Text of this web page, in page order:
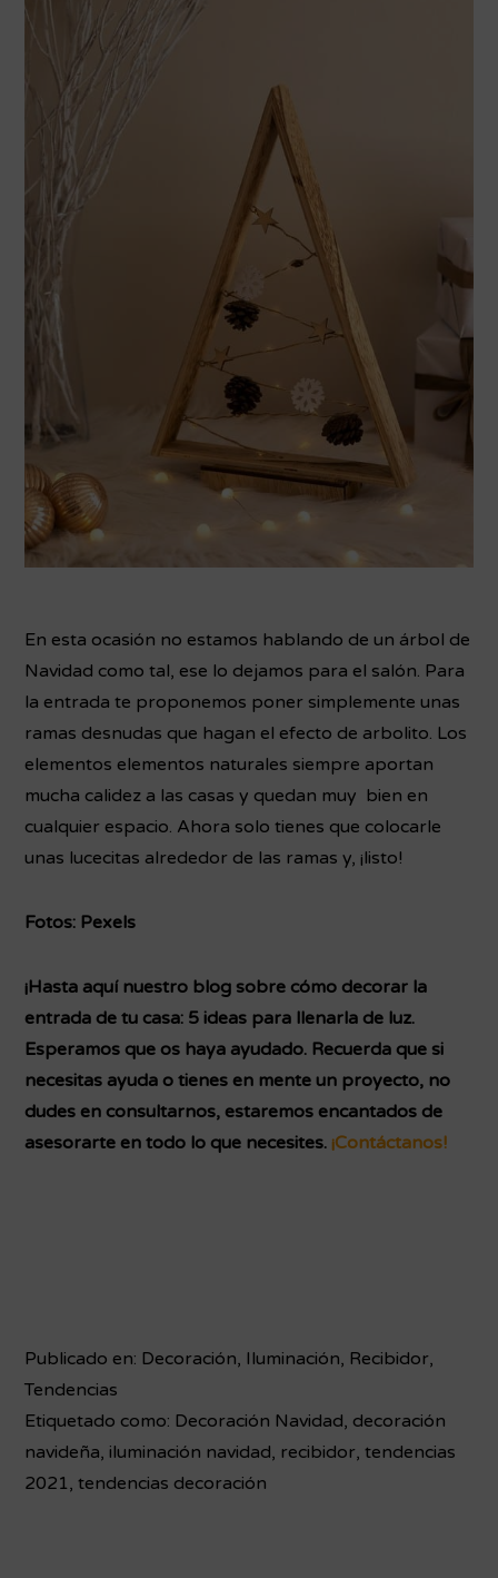
En esta ocasión no estamos hablando de un árbol de
Navidad como tal, ese lo dejamos para el salón. Para
la entrada te proponemos poner simplemente unas
ramas desnudas que hagan el efecto de arbolito. Los
elementos elementos naturales siempre aportan
mucha calidez a las casas y quedan muy bien en
cualquier espacio. Ahora solo tienes que colocarle
unas lucecitas alrededor de las ramas y, ¡listo!
Fotos: Pexels
¡Hasta aquí nuestro blog sobre cómo decorar la
entrada de tu casa: 5 ideas para llenarla de luz.
Esperamos que os haya ayudado. Recuerda que si
necesitas ayuda o tienes en mente un proyecto, no
dudes en consultarnos, estaremos encantados de
asesorarte en todo lo que necesites.¡Contáctanos!
Publicado en: Decoración, Iluminación, Recibidor,
Tendencias
Etiquetado como: Decoración Navidad, decoración
navideña,iluminación navidad, recibidor,tendencias
2021,tendencias decoración